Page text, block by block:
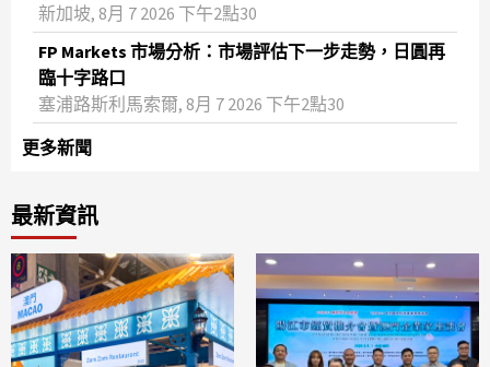
新加坡, 8月 7 2026 下午2點30
FP Markets 市場分析：市場評估下一步走勢，日圓再
臨十字路口
塞浦路斯利馬索爾, 8月 7 2026 下午2點30
更多新聞
最新資訊